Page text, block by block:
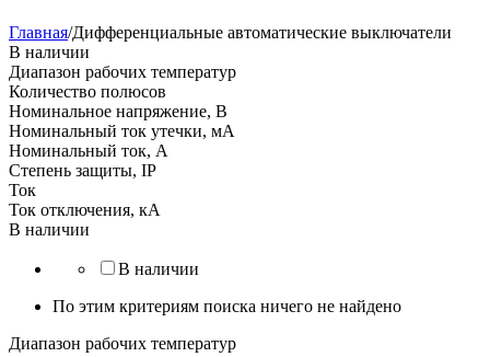
Главная/Дифференциальные автоматические выключатели
В наличии
Диапазон рабочих температур
Количество полюсов
Номинальное напряжение, В
Номинальный ток утечки, мА
Номинальный ток, А
Степень защиты, IP
Ток
Ток отключения, кА
В наличии
В наличии
По этим критериям поиска ничего не найдено
Диапазон рабочих температур